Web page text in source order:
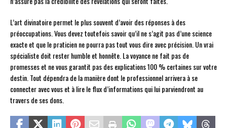
L’art divinatoire permet le plus souvent d’avoir des réponses à des
préoccupations. Vous devez toutefois savoir qu’il ne s’agit pas d’une science
exacte et que le praticien ne pourra pas tout vous dire avec précision. Un vrai
spécialiste doit rester humble et honnête. La voyance ne fait pas de
promesses et ne vous garantit pas des explications 100 % certaines sur votre
destin. Tout dépendra de la manière dont le professionnel arrivera à se
connecter avec vous et à lire le flux d’informations qui lui parviendront au
travers de ses dons.